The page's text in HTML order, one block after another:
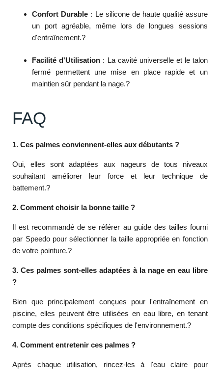
Confort Durable : Le silicone de haute qualité assure
un port agréable, même lors de longues sessions
d'entraînement.?
Facilité d'Utilisation : La cavité universelle et le talon
fermé permettent une mise en place rapide et un
maintien sûr pendant la nage.?
FAQ
1. Ces palmes conviennent-elles aux débutants ?
Oui, elles sont adaptées aux nageurs de tous niveaux
souhaitant améliorer leur force et leur technique de
battement.?
2. Comment choisir la bonne taille ?
Il est recommandé de se référer au guide des tailles fourni
par Speedo pour sélectionner la taille appropriée en fonction
de votre pointure.?
3. Ces palmes sont-elles adaptées à la nage en eau libre
?
Bien que principalement conçues pour l'entraînement en
piscine, elles peuvent être utilisées en eau libre, en tenant
compte des conditions spécifiques de l'environnement.?
4. Comment entretenir ces palmes ?
Après chaque utilisation, rincez-les à l'eau claire pour